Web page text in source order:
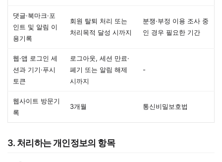
댓글·북마크·포
인트 및 알림 이
용기록
회원 탈퇴 처리 또는
처리목적 달성 시까지
분쟁·부정 이용 조사 중
인 경우 필요한 기간
웹·앱 로그인 세
션과 기기·푸시
토큰
로그아웃, 세션 만료·
폐기 또는 알림 해제
시까지
-
웹사이트 방문기
록
3개월 통신비밀보호법
3. 처리하는 개인정보의 항목